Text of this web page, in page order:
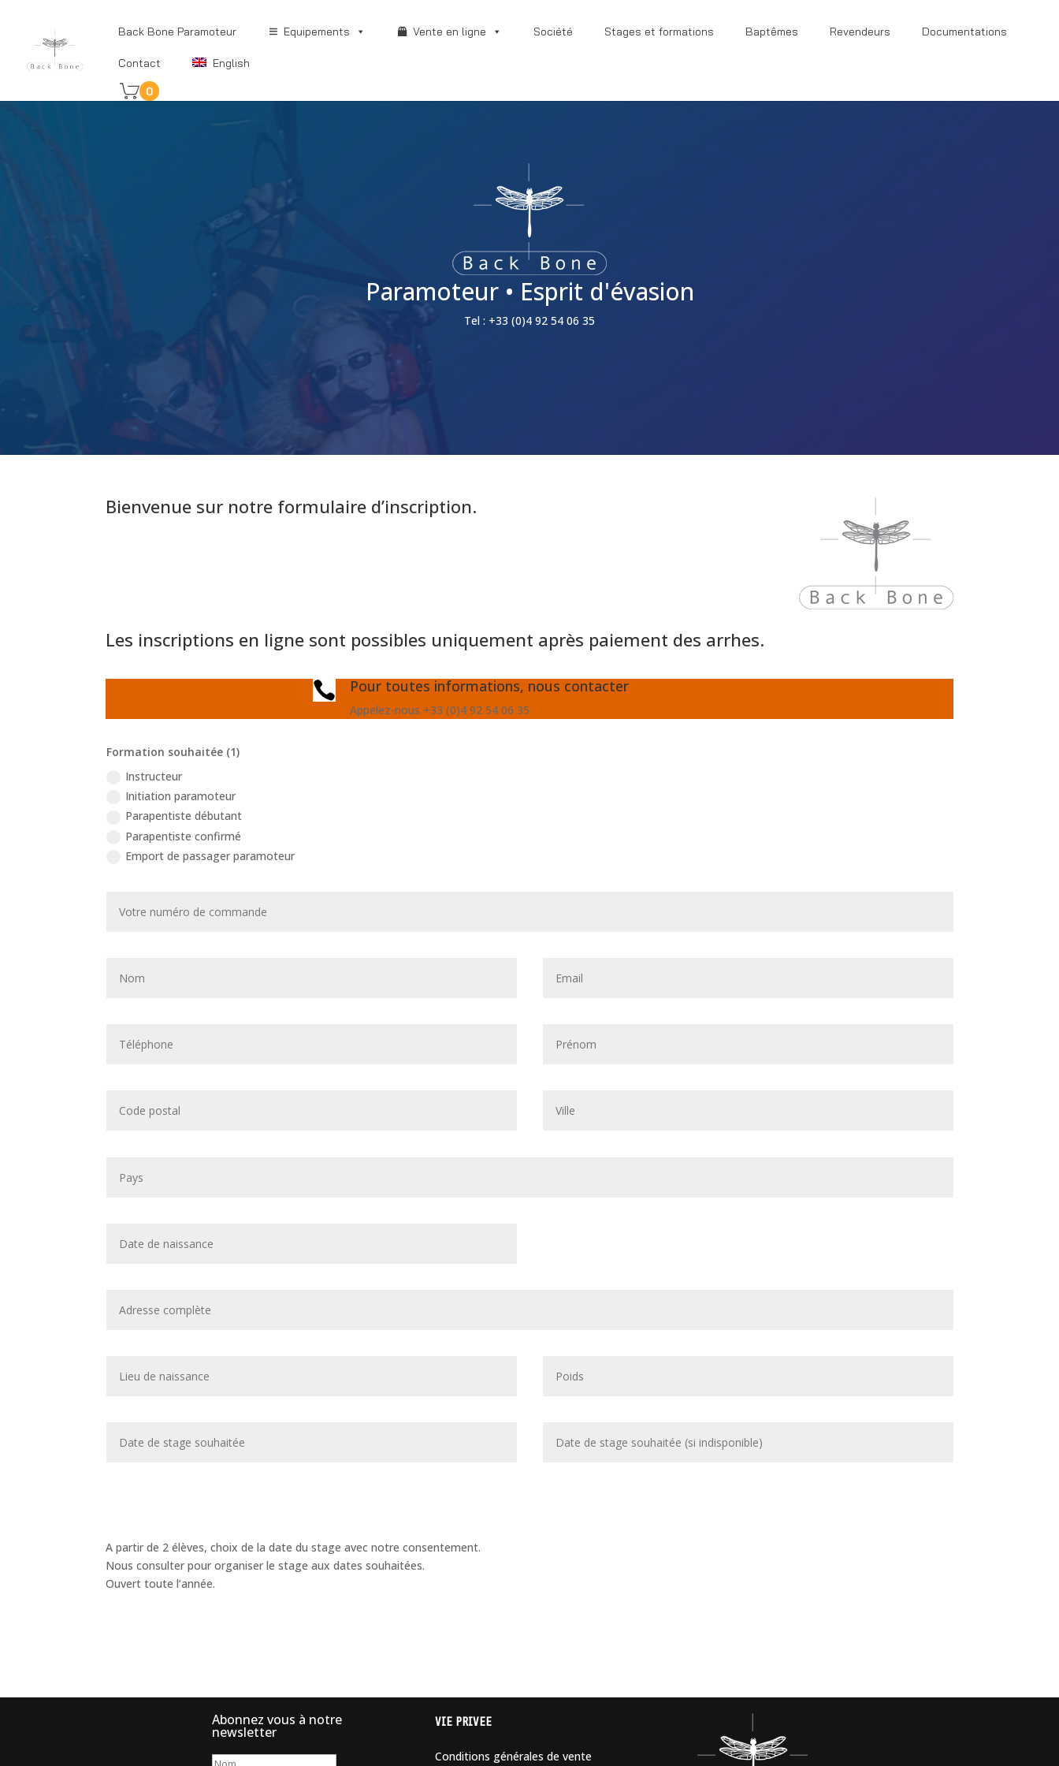
Back Bone Paramoteur Equipements Vente en ligne Société Stages et formations Baptêmes Revendeurs Documentations
Contact
English
0
Paramoteur • Esprit d'évasion
Tel : +33 (0)4 92 54 06 35
Bienvenue sur notre formulaire d’inscription.
Les inscriptions en ligne sont possibles uniquement après paiement des arrhes.
 Pour toutes informations, nous contacter
Appelez-nous +33 (0)4 92 54 06 35
Formation souhaitée (1)
Instructeur
Initiation paramoteur
Parapentiste débutant
Parapentiste confirmé
Emport de passager paramoteur
A partir de 2 élèves, choix de la date du stage avec notre consentement.
Nous consulter pour organiser le stage aux dates souhaitées.
Ouvert toute l’année.
Abonnez vous à notre
newsletter
VIE PRIVEE
Conditions générales de vente